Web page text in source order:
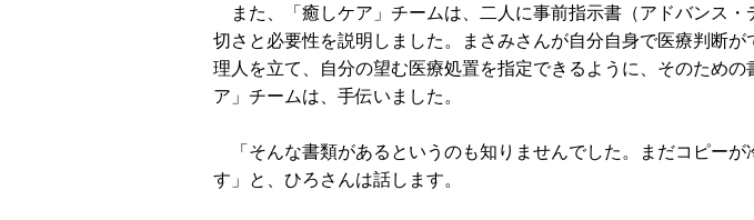
また、「癒しケア」チームは、二人に事前指示書（アドバンス・
切さと必要性を説明しました。まさみさんが自分自身で医療判断が
理人を立て、自分の望む医療処置を指定できるように、そのための
ア」チームは、手伝いました。
「そんな書類があるというのも知りませんでした。まだコピーが
す」と、ひろさんは話します。